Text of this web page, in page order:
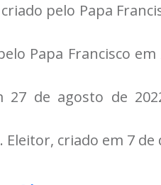
pelo Papa
Papa Francisco
27 de agosto de
Eleitor, criado em 7